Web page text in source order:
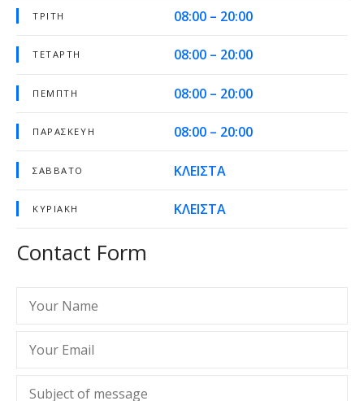
ΤΡΊΤΗ 08:00 – 20:00
ΤΕΤΆΡΤΗ 08:00 – 20:00
ΠΈΜΠΤΗ 08:00 – 20:00
ΠΑΡΑΣΚΕΥΉ 08:00 – 20:00
ΣΆΒΒΑΤΟ ΚΛΕΙΣΤΑ
ΚΥΡΙΑΚΉ ΚΛΕΙΣΤΑ
Contact Form